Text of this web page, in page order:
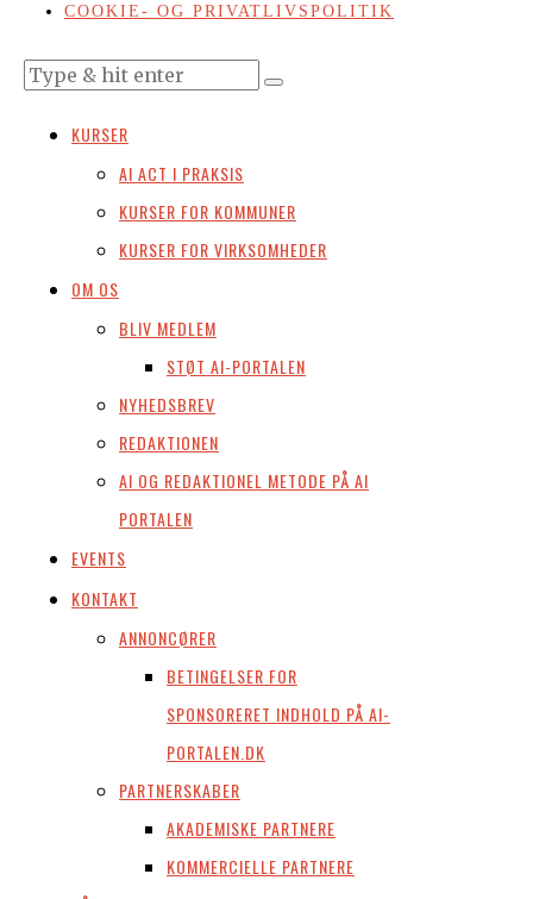
COOKIE- OG PRIVATLIVSPOLITIK
KURSER
AI ACT I PRAKSIS
KURSER FOR KOMMUNER
KURSER FOR VIRKSOMHEDER
OM OS
BLIV MEDLEM
STØT AI-PORTALEN
NYHEDSBREV
REDAKTIONEN
AI OG REDAKTIONEL METODE PÅ AI
PORTALEN
EVENTS
KONTAKT
ANNONCØRER
BETINGELSER FOR
SPONSORERET INDHOLD PÅ AI-
PORTALEN.DK
PARTNERSKABER
AKADEMISKE PARTNERE
KOMMERCIELLE PARTNERE